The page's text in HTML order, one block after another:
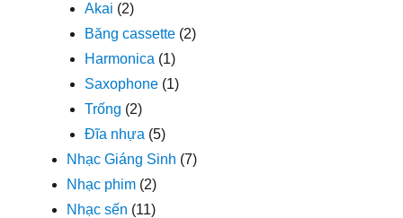
Akai (2)
Băng cassette (2)
Harmonica (1)
Saxophone (1)
Trống (2)
Đĩa nhựa (5)
Nhạc Giáng Sinh (7)
Nhạc phim (2)
Nhạc sến (11)